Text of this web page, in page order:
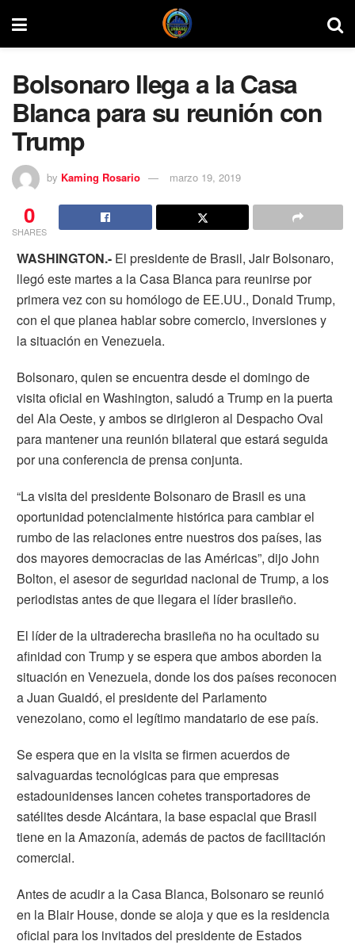
Bolsonaro llega a la Casa
Blanca para su reunión con
Trump
by Kaming Rosario marzo 19, 2019
0
SHARES
WASHINGTON.- El presidente de Brasil, JairBolsonaro,
llegó este martes a la Casa Blanca para reunirse por
primera vez con su homólogo de EE.UU., Donald Trump,
con el que planea hablar sobre comercio, inversiones y
la situación en Venezuela.
Bolsonaro, quien se encuentra desde el domingo de
visita oficial en Washington, saludó a Trump en la puerta
del Ala Oeste, y ambos se dirigieron al Despacho Oval
para mantener una reunión bilateral que estará seguida
por una conferencia de prensa conjunta.
“La visita del presidente Bolsonarode Brasil es una
oportunidad potencialmente histórica para cambiar el
rumbo de las relaciones entre nuestros dos países, las
dos mayores democracias de las Américas”, dijo John
Bolton, el asesor de seguridad nacional de Trump, a los
periodistas antes de que llegara el líder brasileño.
El líder de la ultraderecha brasileña no ha ocultado su
afinidad con Trump y se espera que ambos aborden la
situación en Venezuela, donde los dos países reconocen
a Juan Guaidó, el presidente del Parlamento
venezolano, como el legítimo mandatario de ese país.
Se espera que en la visita se firmen acuerdos de
salvaguardas tecnológicas para que empresas
estadounidenses lancen cohetes transportadores de
satélites desde Alcántara, la base espacial que Brasil
tiene en la Amazonía, además de pactos de facilitación
comercial.
Antes de acudir a la Casa Blanca, Bolsonarose reunió
en la Blair House, donde se aloja y que es la residencia
oficial para los invitados del presidente de Estados